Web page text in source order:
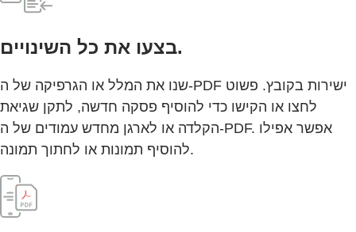
בצעו את כל השינויים.
שנו את המלל או הגרפיקה של ה-PDF ישירות בקובץ. פשוט
לחצו או הקישו כדי להוסיף פסקה חדשה, לתקן שגיאת
הקלדה או לארגן מחדש עמודים של ה-PDF. אפשר אפילו
להוסיף תמונות או לחתוך תמונה.